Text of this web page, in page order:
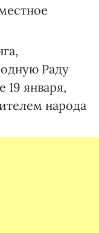
Раду
19 января,
народа